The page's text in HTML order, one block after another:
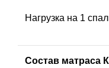
Нагрузка на 1
Состав матраса